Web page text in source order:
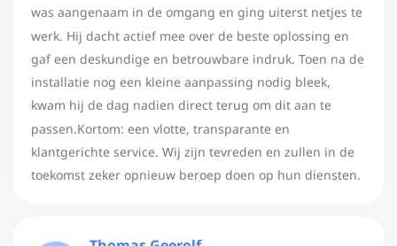
was aangenaam in de omgang en ging uiterst netjes te
werk. Hij dacht actief mee over de beste oplossing en
gaf een deskundige en betrouwbare indruk. Toen na de
installatie nog een kleine aanpassing nodig bleek,
kwam hij de dag nadien direct terug om dit aan te
passen.Kortom: een vlotte, transparante en
klantgerichte service. Wij zijn tevreden en zullen in de
toekomst zeker opnieuw beroep doen op hun diensten.